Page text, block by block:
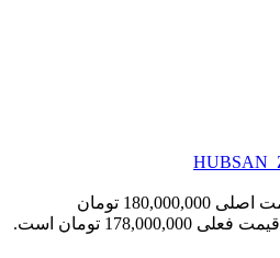
قیمت اصلی 180,000,000 تومان
قیمت فعلی 178,000,000 تومان است.